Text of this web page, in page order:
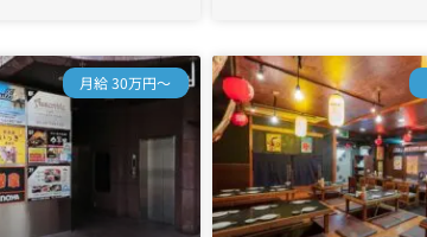
月給 30万円～